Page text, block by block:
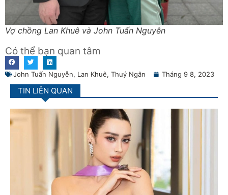
Vợ chồng Lan Khuê và John Tuấn Nguyễn
Có thể bạn quan tâm
John Tuấn Nguyễn, Lan Khuê, Thuý Ngân Tháng 9 8, 2023
TIN LIÊN QUAN